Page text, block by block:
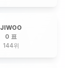
JIWOO
0 표
144위